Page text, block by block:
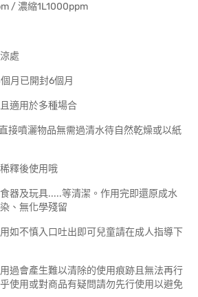
/ 濃縮1L1000ppm
處
月已開封6個月
適用於多種場合
接噴灑物品無需過清水待自然乾燥或以紙
釋後使用哦
器及玩具.....等清潔。作用完即還原成水
、無化學殘留
如不慎入口吐出即可兒童請在成人指導下
過會產生難以清除的使用痕跡且無法再行
使用或對商品有疑問請勿先行使用以避免